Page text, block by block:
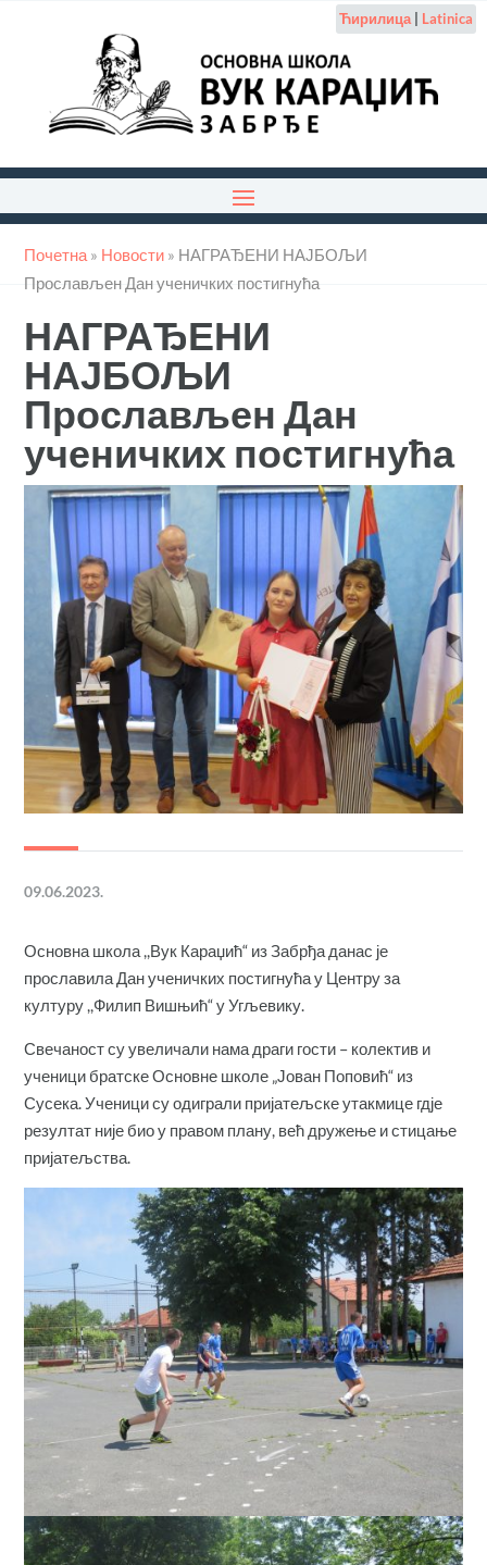
Ћирилица| Latinica
Почетна » Новости » НАГРАЂЕНИ НАЈБОЉИ
Прослављен Дан ученичких постигнућа
НАГРАЂЕНИ
НАЈБОЉИ
Прослављен Дан
ученичких постигнућа
09.06.2023.
Основна школа ,,Вук Караџић“ из Забрђа данас је
прославила Дан ученичких постигнућа у Центру за
културу ,,Филип Вишњић“ у Угљевику.
Свечаност су увеличали нама драги гости – колектив и
ученици братске Основне школе „Јован Поповић“ из
Сусека. Ученици су одиграли пријатељске утакмице гдје
резултат није био у правом плану, већ дружење и стицање
пријатељства.